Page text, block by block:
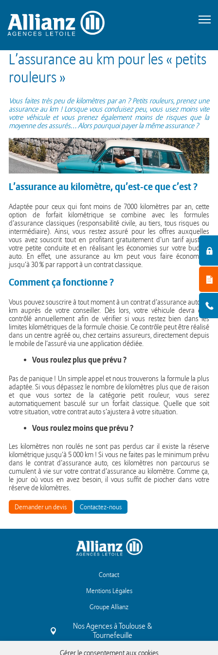
L’assurance au km pour les « petits
rouleurs »
Vous faites très peu de kilomètres par an ? Petits rouleurs, prenez une
assurance au km ! Lorsque vous conduisez peu, vous usez moins vite
votre véhicule et vous prenez également moins de risques que la
moyenne des assurés… Alors pourquoi payer la même assurance ?
L’assurance au kilomètre, qu’est-ce que c’est ?
Adaptée pour ceux qui font moins de 7000 kilomètres par an, cette
option de forfait kilométrique se combine avec les formules
d’assurance classiques (responsabilité civile, au tiers, tous risques ou
intermédiaire). Ainsi, vous restez assuré pour les offres auxquelles
vous avez souscrit tout en profitant gratuitement d’un tarif ajusté à
votre petite conduite et en réalisant les économies sur votre budget
auto. En effet, une assurance au km peut vous faire économiser
jusqu’à 30 % par rapport à un contrat classique.
Comment ça fonctionne ?
Vous pouvez souscrire à tout moment à un contrat d’assurance auto au
km auprès de votre conseiller. Dès lors, votre véhicule devra être
contrôlé annuellement afin de vérifier si vous restez bien dans les
limites kilométriques de la formule choisie. Ce contrôle peut être réalisé
dans un centre agréé ou, chez certains assureurs, directement depuis
le mobile de l’assuré via une application dédiée.
Vous roulez plus que prévu ?
Pas de panique ! Un simple appel et nous trouverons la formule la plus
adaptée. Si vous dépassez le nombre de kilomètres plus que de raison
et que vous sortez de la catégorie petit rouleur, vous serez
automatiquement basculé sur un forfait classique. Quelle que soit
votre situation, votre contrat auto s’ajustera à votre situation.
Vous roulez moins que prévu ?
Les kilomètres non roulés ne sont pas perdus car il existe la réserve
kilométrique jusqu’à 5 000 km ! Si vous ne faites pas le minimum prévu
dans le contrat d’assurance auto, ces kilomètres non parcourus se
cumulent à vie sur votre contrat d’assurance au kilomètre. Comme ça,
le jour où vous en avez besoin, il vous suffit de piocher dans votre
réserve de kilomètres.
Demander un devis Contactez-nous
Contact
Mentions Légales
Groupe Allianz
Nos Agences à Toulouse &
Tournefeuille